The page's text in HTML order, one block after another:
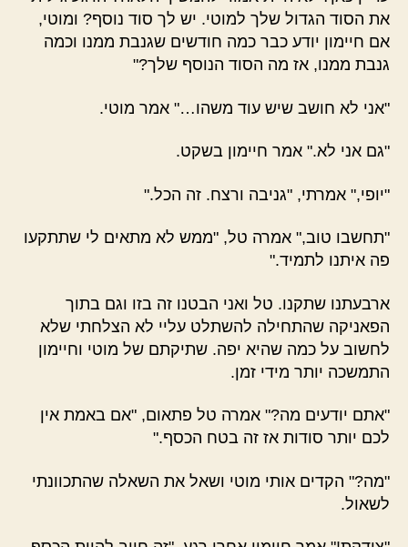
את הסוד הגדול שלך למוטי. יש לך סוד נוסף? ומוטי,
אם חיימון יודע כבר כמה חודשים שגנבת ממנו וכמה
גנבת ממנו, אז מה הסוד הנוסף שלך?"
"אני לא חושב שיש עוד משהו…" אמר מוטי.
"גם אני לא." אמר חיימון בשקט.
"יופי," אמרתי, "גניבה ורצח. זה הכל."
"תחשבו טוב," אמרה טל, "ממש לא מתאים לי שתתקעו
פה איתנו לתמיד."
ארבעתנו שתקנו. טל ואני הבטנו זה בזו וגם בתוך
הפאניקה שהתחילה להשתלט עליי לא הצלחתי שלא
לחשוב על כמה שהיא יפה. שתיקתם של מוטי וחיימון
התמשכה יותר מידי זמן.
"אתם יודעים מה?" אמרה טל פתאום, "אם באמת אין
לכם יותר סודות אז זה בטח הכסף."
"מה?" הקדים אותי מוטי ושאל את השאלה שהתכוונתי
לשאול.